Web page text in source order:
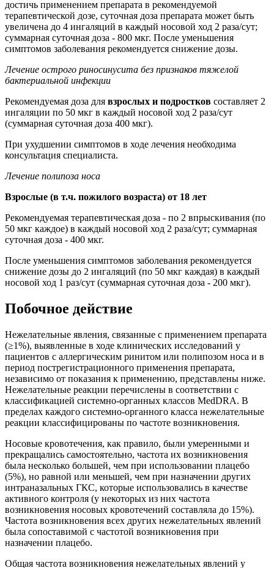
достичь применением препарата в рекомендуемой
терапевтической дозе, суточная доза препарата может быть
увеличена до 4 ингаляций в каждый носовой ход 2 раза/сут;
суммарная суточная доза - 800 мкг. После уменьшения
симптомов заболевания рекомендуется снижение дозы.
Лечение острого риносинусита без признаков тяжелой
бактериальной инфекции
Рекомендуемая доза для взрослых и подростков составляет 2
ингаляции по 50 мкг в каждый носовой ход 2 раза/сут
(суммарная суточная доза 400 мкг).
При ухудшении симптомов в ходе лечения необходима
консультация специалиста.
Лечение полипоза носа
Взрослые (в т.ч. пожилого возраста) от 18 лет
Рекомендуемая терапевтическая доза - по 2 впрыскивания (по
50 мкг каждое) в каждый носовой ход 2 раза/сут; суммарная
суточная доза - 400 мкг.
После уменьшения симптомов заболевания рекомендуется
снижение дозы до 2 ингаляций (по 50 мкг каждая) в каждый
носовой ход 1 раз/сут (суммарная суточная доза - 200 мкг).
Побочное действие
Нежелательные явления, связанные с применением препарата
(≥1%), выявленные в ходе клинических исследований у
пациентов с аллергическим ринитом или полипозом носа и в
период пострегистрационного применения препарата,
независимо от показания к применению, представлены ниже.
Нежелательные реакции перечислены в соответствии с
классификацией системно-органных классов MedDRA. В
пределах каждого системно-органного класса нежелательные
реакции классифицированы по частоте возникновения.
Носовые кровотечения, как правило, были умеренными и
прекращались самостоятельно, частота их возникновения
была несколько большей, чем при использовании плацебо
(5%), но равной или меньшей, чем при назначении других
интраназальных ГКС, которые использовались в качестве
активного контроля (у некоторых из них частота
возникновения носовых кровотечений составляла до 15%).
Частота возникновения всех других нежелательных явлений
была сопоставимой с частотой возникновения при
назначении плацебо.
Общая частота возникновения нежелательных явлений у